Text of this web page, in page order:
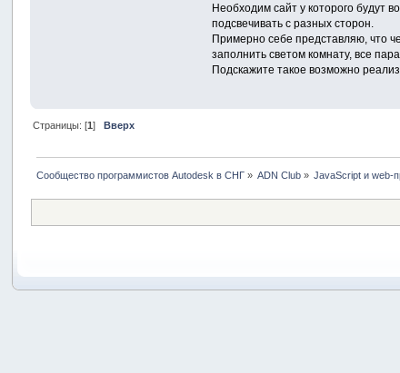
Необходим сайт у которого будут
подсвечивать с разных сторон.
Примерно себе представляю, что
заполнить светом комнату, все
Подскажите такое возможно
Страницы: [1] Вверх
Сообщество программистов Autodesk в СНГ» ADN Club » JavaScript и web-